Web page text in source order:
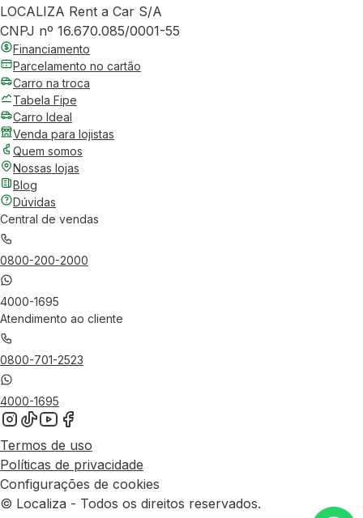
LOCALIZA Rent a Car S/A
CNPJ nº 16.670.085/0001-55
Financiamento
Parcelamento no cartão
Carro na troca
Tabela Fipe
Carro Ideal
Venda para lojistas
Quem somos
Nossas lojas
Blog
Dúvidas
Central de vendas
0800-200-2000
4000-1695
Atendimento ao cliente
0800-701-2523
4000-1695
Termos de uso
Políticas de privacidade
Configurações de cookies
© Localiza - Todos os direitos reservados.